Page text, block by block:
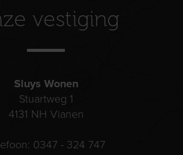
vestiging
Sluys Wonen
Stuartweg 1
4131 NH Vianen
0347 - 324 747